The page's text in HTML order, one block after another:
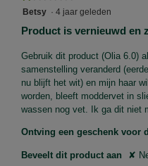
f
o
o
1
.
a
c
i
e
o
p
e
j
e
1
5
Betsy · 4 jaar geleden
Product is vernieuwd en
Gebruik dit product (Olia 6.0)
samenstelling veranderd
nu blijft het wit) en mijn haar
worden, bleeft moddervet in
wassen nog vet. Ik ga dit niet
Ontving een geschenk voor
Beveelt dit product aan ✘